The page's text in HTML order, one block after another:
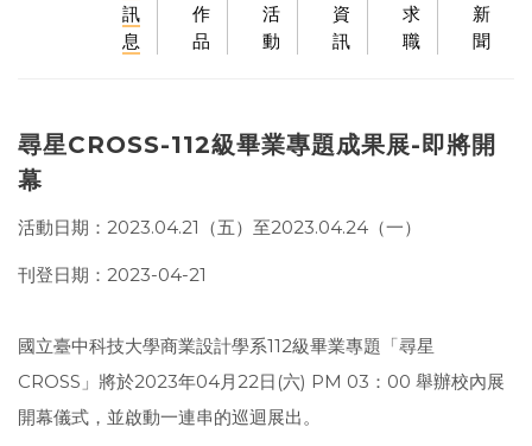
訊
息
作
品
活
動
資
訊
求
職
新
聞
尋星CROSS-112級畢業專題成果展-即將開
幕
活動日期：2023.04.21（五）至2023.04.24（一）
刊登日期：2023-04-21
國立臺中科技大學商業設計學系112級畢業專題「尋星
CROSS」將於2023年04月22日(六) PM 03：00 舉辦校內展
開幕儀式，並啟動一連串的巡迴展出。